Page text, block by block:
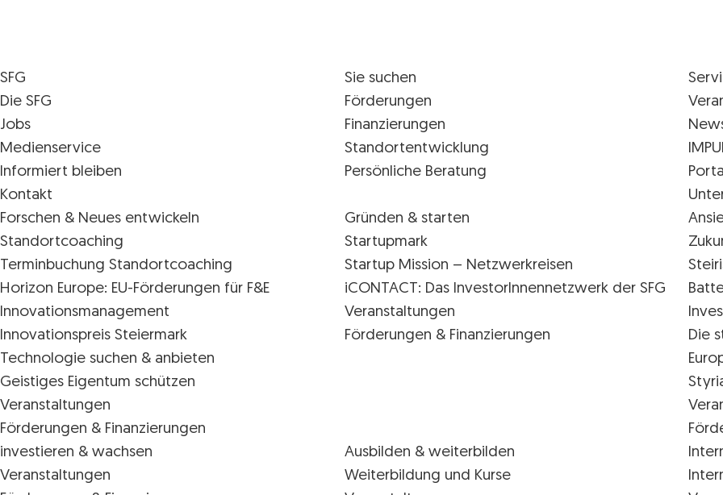
SFG
Die SFG
Jobs
Medienservice
Informiert bleiben
Kontakt
Sie suchen
Förderungen
Finanzierungen
Standortentwicklung
Persönliche Beratung
Forschen & Neues entwickeln
Standortcoaching
Terminbuchung Standortcoaching
Horizon Europe: EU-Förderungen für F&E
Innovations­management
Innovationspreis Steiermark
Technologie suchen & anbieten
Geistiges Eigentum schützen
Veranstaltungen
Förderungen & Finanzierungen
Gründen & starten
Startupmark
Startup Mission – Netzwerkreisen
iCONTACT: Das InvestorInnennetzwerk der SFG
Veranstaltungen
Förderungen & Finanzierungen
Die
investieren & wachsen
Veranstaltungen
Ausbilden & weiterbilden
Weiterbildung und Kurse